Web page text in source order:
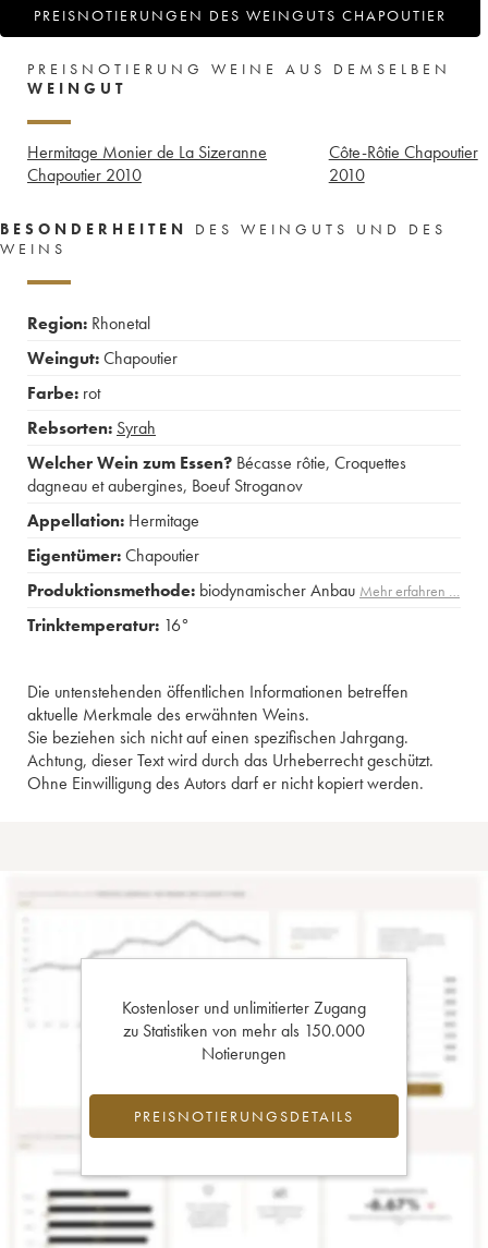
PREISNOTIERUNGEN DES WEINGUTS CHAPOUTIER
PREISNOTIERUNG WEINE AUS DEMSELBEN
WEINGUT
Hermitage Monier de La Sizeranne
Chapoutier 2010
Côte-Rôtie Chapoutier
2010
BESONDERHEITEN
DES WEINGUTS UND DES
WEINS
Region: Rhonetal
Weingut:Chapoutier
Farbe: rot
Rebsorten: Syrah
Welcher Wein zum Essen? Bécasse rôtie, Croquettes
dagneau et aubergines, Boeuf Stroganov
Appellation: Hermitage
Eigentümer:Chapoutier
Produktionsmethode: biodynamischer Anbau Mehr erfahren …
Trinktemperatur: 16°
Die untenstehenden öffentlichen Informationen betreffen
aktuelle Merkmale des erwähnten Weins.
Sie beziehen sich nicht auf einen spezifischen Jahrgang.
Achtung, dieser Text wird durch das Urheberrecht geschützt.
Ohne Einwilligung des Autors darf er nicht kopiert werden.
Kostenloser und unlimitierter Zugang
zu Statistiken von mehr als 150.000
Notierungen
PREISNOTIERUNGSDETAILS